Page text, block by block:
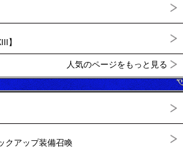
】
人気のページをもっと見る
クアップ装備召喚